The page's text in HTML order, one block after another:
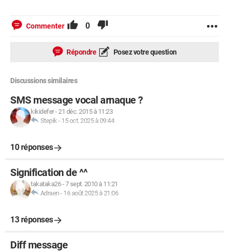
Commenter 0
Répondre Posez votre question
Discussions similaires
SMS message vocal arnaque ?
kikidefer-21 déc. 2015 à 11:23
Stepik - 15 oct. 2025 à 09:44
10 réponses
Signification de ^^
takataka26-7 sept. 2010 à 11:21
Adraen- 16 août 2025 à 21:06
13 réponses
Diff message